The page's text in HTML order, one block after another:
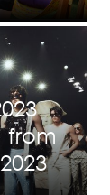
from